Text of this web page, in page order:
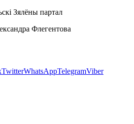
Зялёны партал
Флегентова
TwitterWhatsAppTelegramViber